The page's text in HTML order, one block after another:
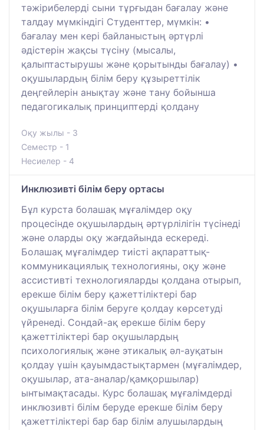
тәжірибелерді сыни тұрғыдан бағалау және
талдау мүмкіндігі Студенттер, мүмкін: •
бағалау мен кері байланыстың әртүрлі
әдістерін жақсы түсіну (мысалы,
қалыптастырушы және қорытынды бағалау) •
оқушылардың білім беру құзыреттілік
деңгейлерін анықтау және тану бойынша
педагогикалық принциптерді қолдану
Оқу жылы - 3
Семестр - 1
Несиелер - 4
Инклюзивті білім беру ортасы
Бұл курста болашақ мұғалімдер оқу
процесінде оқушылардың әртүрлілігін түсінеді
және оларды оқу жағдайында ескереді.
Болашақ мұғалімдер тиісті ақпараттық-
коммуникациялық технологияны, оқу және
ассистивті технологияларды қолдана отырып,
ерекше білім беру қажеттіліктері бар
оқушыларға білім беруге қолдау көрсетуді
үйренеді. Сондай-ақ ерекше білім беру
қажеттіліктері бар оқушылардың
психологиялық және этикалық әл-ауқатын
қолдау үшін қауымдастықтармен (мұғалімдер,
оқушылар, ата-аналар/қамқоршылар)
ынтымақтасады. Курс болашақ мұғалімдерді
инклюзивті білім беруде ерекше білім беру
қажеттіліктері бар бар білім алушылардың